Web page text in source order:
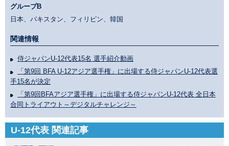
グループB
日本、パキスタン、フィリピン、韓国
関連情報
侍ジャパンU-12代表15名 選手紹介動画
「第9回 BFA U-12アジア選手権」に出場する侍ジャパンU-12代表選
手15名が決定
「第9回BFAアジア選手権」に出場する侍ジャパンU-12代表 全日本
合同トライアウト～デジタルチャレンジ～
U-12代表 関連記事